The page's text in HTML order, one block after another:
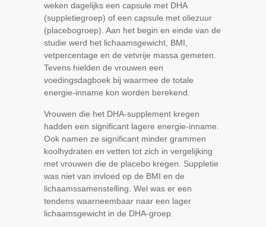
weken dagelijks een capsule met DHA
(suppletiegroep) of een capsule met oliezuur
(placebogroep). Aan het begin en einde van de
studie werd het lichaamsgewicht, BMI,
vetpercentage en de vetvrije massa gemeten.
Tevens hielden de vrouwen een
voedingsdagboek bij waarmee de totale
energie-inname kon worden berekend.
Vrouwen die het DHA-supplement kregen
hadden een significant lagere energie-inname.
Ook namen ze significant minder grammen
koolhydraten en vetten tot zich in vergelijking
met vrouwen die de placebo kregen. Suppletie
was niet van invloed op de BMI en de
lichaamssamenstelling. Wel was er een
tendens waarneembaar naar een lager
lichaamsgewicht in de DHA-groep.